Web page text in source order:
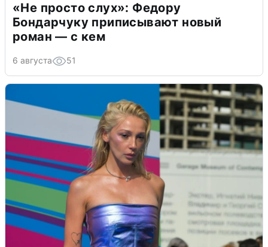
«Не просто слух»: Федору
Бондарчуку приписывают новый
роман — с кем
6 августа 51